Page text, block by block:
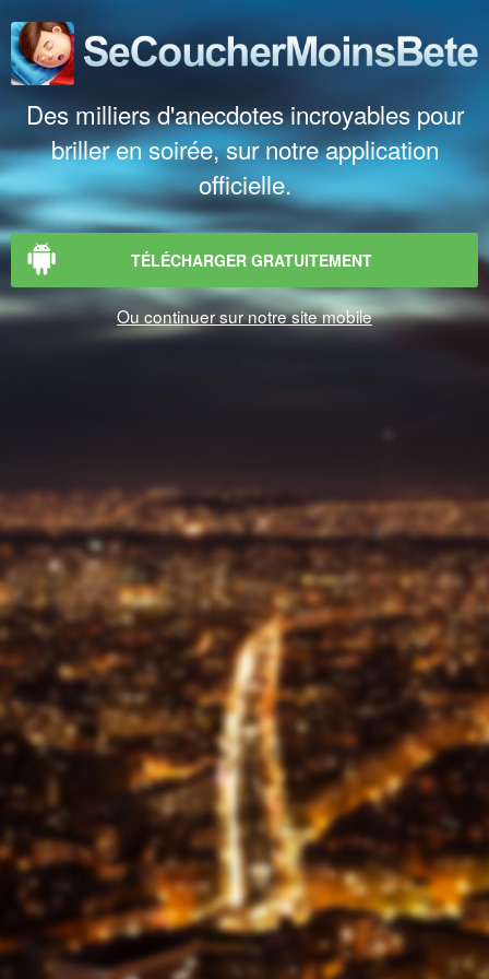
Des milliers d'anecdotes incroyables pour
briller en soirée, sur notre application
officielle.
TÉLÉCHARGER GRATUITEMENT
Ou continuer sur notre site mobile